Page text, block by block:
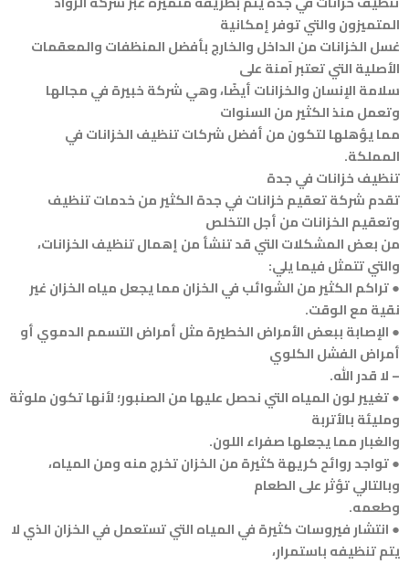
المتميزون والتي توفر إمكانية
غسل الخزانات من الداخل والخارج بأفضل المنظفات والمعقمات
الأصلية التي تعتبر آمنة على
سلامة الإنسان والخزانات أيضًا، وهي شركة خبيرة في مجالها
وتعمل منذ الكثير من السنوات
مما يؤهلها لتكون من أفضل شركات تنظيف الخزانات في
المملكة.
تنظيف خزانات في جدة
تقدم شركة تعقيم خزانات في جدة الكثير من خدمات تنظيف
وتعقيم الخزانات من أجل التخلص
من بعض المشكلات التي قد تنشأ من إهمال تنظيف الخزانات،
والتي تتمثل فيما يلي:
● تراكم الكثير من الشوائب في الخزان مما يجعل مياه الخزان غير
نقية مع الوقت.
● الإصابة ببعض الأمراض الخطيرة مثل أمراض التسمم الدموي أو
أمراض الفشل الكلوي
– لا قدر الله.
● تغيير لون المياه التي نحصل عليها من الصنبور؛ لأنها تكون ملوثة
ومليئة بالأتربة
والغبار مما يجعلها صفراء اللون.
● تواجد روائح كريهة كثيرة من الخزان تخرج منه ومن المياه،
وبالتالي تؤثر على الطعام
وطعمه.
● انتشار فيروسات كثيرة في المياه التي تستعمل في الخزان الذي لا
يتم تنظيفه باستمرار،